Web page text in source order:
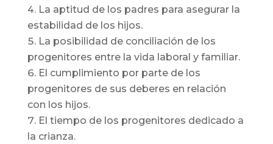
La aptitud de los padres para asegurar la
estabilidad de los hijos.
La posibilidad de conciliación de los
progenitores entre la vida laboral y familiar.
El cumplimiento por parte de los
progenitores de sus deberes en relación
con los hijos.
El tiempo de los progenitores dedicado a
la crianza.